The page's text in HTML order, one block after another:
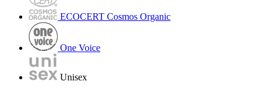
ECOCERT Cosmos Organic
One Voice
Unisex